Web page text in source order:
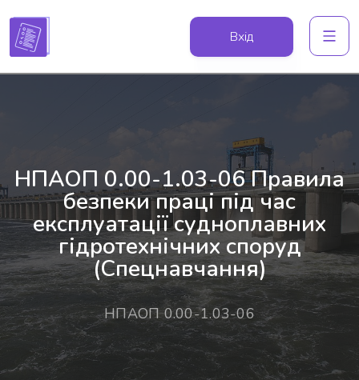
Вхід
НПАОП 0.00-1.03-06 Правила
безпеки праці під час
експлуатації судноплавних
гідротехнічних споруд
(Спецнавчання)
НПАОП 0.00-1.03-06